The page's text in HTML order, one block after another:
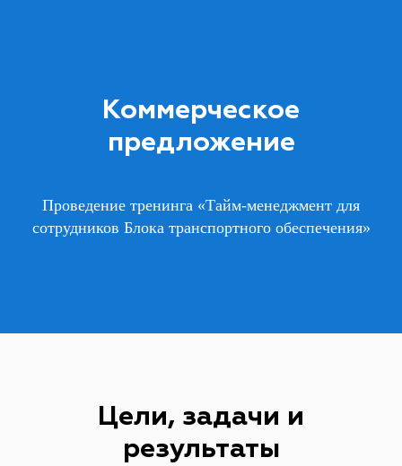
Коммерческое
предложение
Проведение тренинга «Тайм-менеджмент для
сотрудников Блока транспортного обеспечения»
Цели, задачи и
результаты